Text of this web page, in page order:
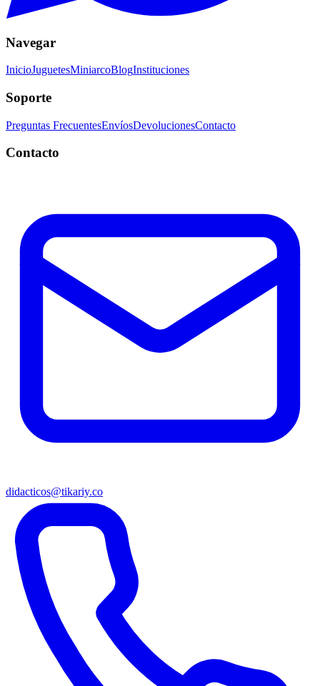
Navegar
InicioJuguetesMiniarcoBlogInstituciones
Soporte
Preguntas FrecuentesEnvíosDevolucionesContacto
Contacto
didacticos@tikariy.co